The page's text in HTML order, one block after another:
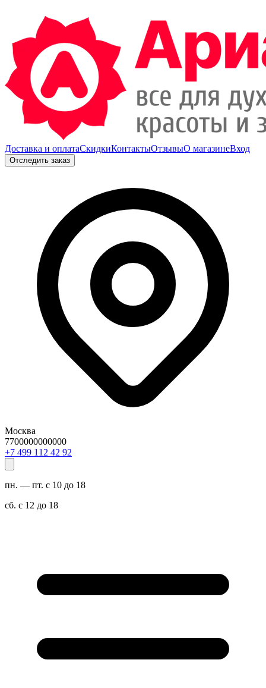
Доставка и оплатаСкидкиКонтактыОтзывыО магазинеВход
Отследить заказ
Москва
7700000000000
29 24 211 994 7+
пн. — пт. с 10 до 18
сб. с 12 до 18